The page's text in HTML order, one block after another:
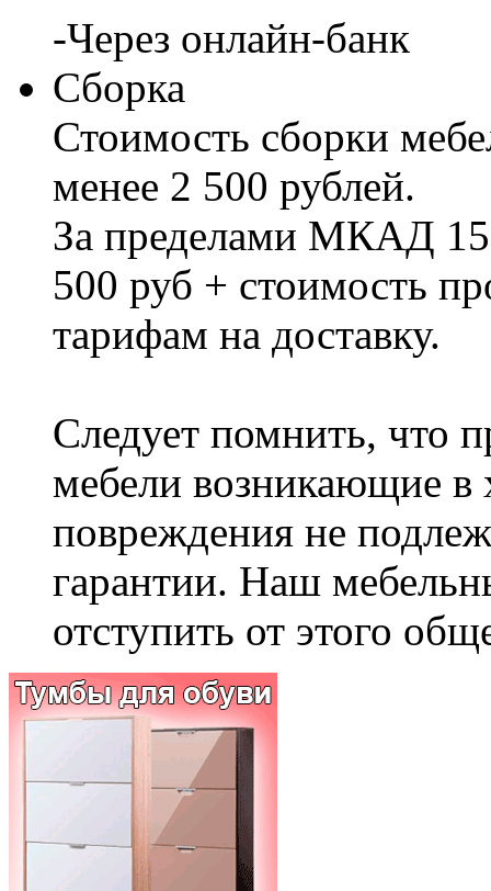
-Через онлайн-банк
Сборка
Стоимость сборки
менее 2 500 рублей.
За пределами МКАД
500 руб + стоимость
тарифам на доставку.
Следует помнить, что
мебели возникающие в
повреждения не
гарантии. Наш
отступить от этого